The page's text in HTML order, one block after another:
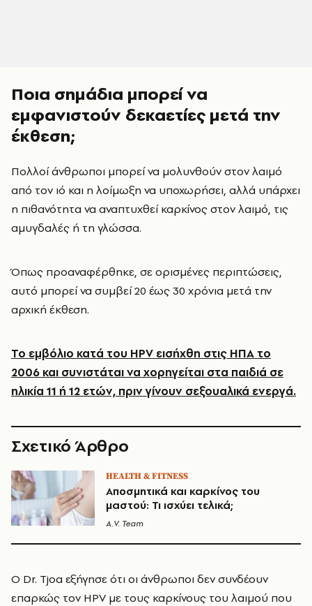
Ποια σημάδια μπορεί να
εμφανιστούν δεκαετίες μετά την
έκθεση;
Πολλοί άνθρωποι μπορεί να μολυνθούν στον λαιμό
από τον ιό και η λοίμωξη να υποχωρήσει, αλλά υπάρχει
η πιθανότητα να αναπτυχθεί καρκίνος στον λαιμό, τις
αμυγδαλές ή τη γλώσσα.
Όπως προαναφέρθηκε, σε ορισμένες περιπτώσεις,
αυτό μπορεί να συμβεί 20 έως 30 χρόνια μετά την
αρχική έκθεση.
Το εμβόλιο κατά του HPV εισήχθη στις ΗΠΑ το
2006 και συνιστάται να χορηγείται στα παιδιά σε
ηλικία 11 ή 12 ετών, πριν γίνουν σεξουαλικά ενεργά.
Σχετικό Άρθρο
HEALTH & FITNESS
Αποσμητικά και καρκίνος του
μαστού: Τι ισχύει τελικά;
A.V. Team
Ο Dr. Tjoa εξήγησε ότι οι άνθρωποι δεν συνδέουν
επαρκώς τον HPV με τους καρκίνους του λαιμού που